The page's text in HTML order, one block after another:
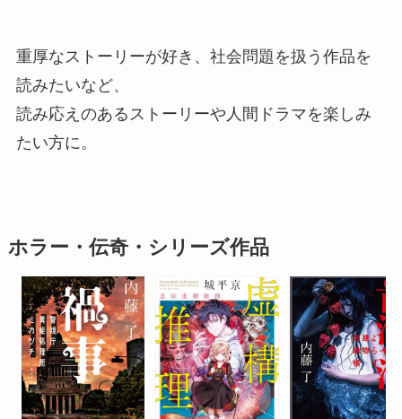
重厚なストーリーが好き、社会問題を扱う作品を
読みたいなど、
読み応えのあるストーリーや人間ドラマを楽しみ
たい方に。
ホラー・伝奇・シリーズ作品